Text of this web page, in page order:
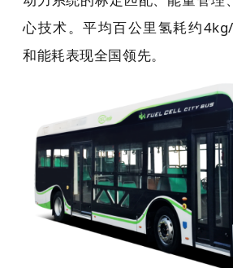
心技术。平均百公里氢耗约
和能耗表现全国领先。